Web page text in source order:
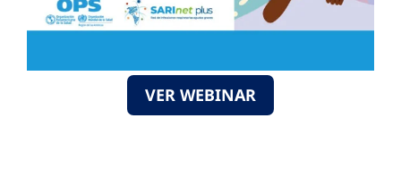
VER WEBINAR